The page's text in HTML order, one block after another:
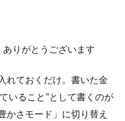
ありがとうございます
れておくだけ。書いた金
いること”として書くのが
かさモード」に切り替え